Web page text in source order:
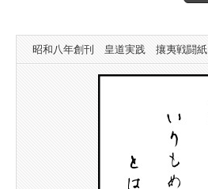
昭和八年創刊 皇道実践 攘夷戦闘紙